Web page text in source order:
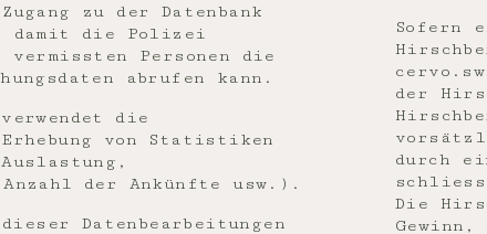
zu der Datenbank
damit die Polizei
Personen die
abrufen kann.
die
Erhebung von Statistiken
der Ankünfte usw.).
Datenbearbeitungen
Sofern
der
durch
Die